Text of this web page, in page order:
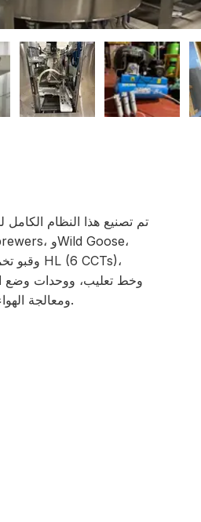
ومعالجة الهواء، ومبرد ومعدات مناولة الشعير الكاملة، وهو حل متكامل لإنتاج البيرة.